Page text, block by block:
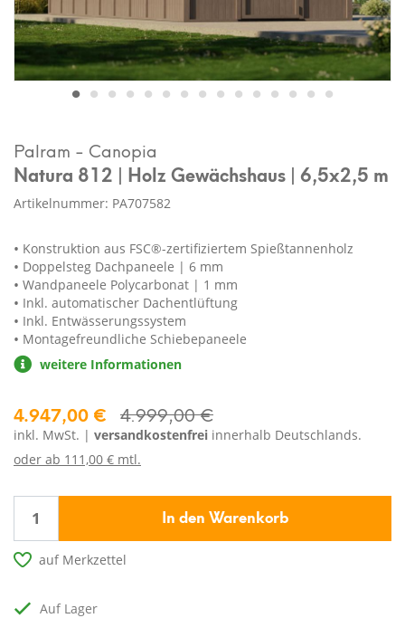
Palram - Canopia
Natura 812 | Holz Gewächshaus | 6,5x2,5 m
Artikelnummer: PA707582
Konstruktion aus FSC®-zertifiziertem Spießtannenholz
Doppelsteg Dachpaneele | 6 mm
Wandpaneele Polycarbonat | 1 mm
Inkl. automatischer Dachentlüftung
Inkl. Entwässerungssystem
Montagefreundliche Schiebepaneele
weitere Informationen
4.947,00 € 4.999,00 €
inkl. MwSt. | versandkostenfrei innerhalb Deutschlands.
oder ab 111,00 € mtl.
In den Warenkorb
auf Merkzettel
auf Lager